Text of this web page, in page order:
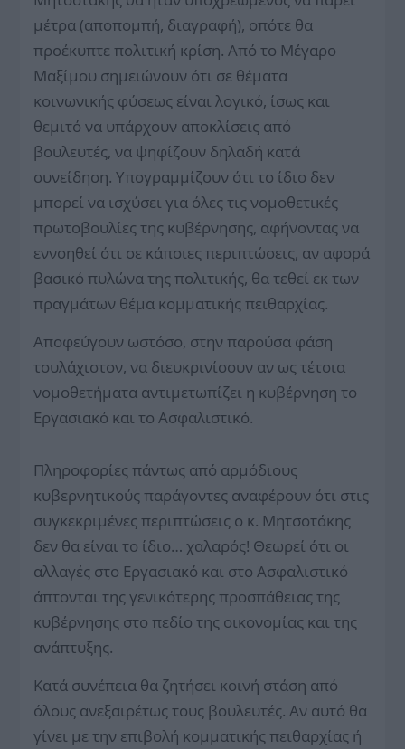
μέτρα (αποπομπή, διαγραφή), ο­πότε θα
προέκυπτε πολιτική κρίση. Από το Μέγαρο
Μαξίμου σημειώνουν ότι σε θέματα
κοινωνικής φύσεως είναι λογικό, ίσως και
θεμιτό να υπάρχουν αποκλίσεις από
βουλευτές, να ψηφίζουν δηλαδή κατά
συνείδηση. Υπογραμμίζουν ότι το ίδιο δεν
μπορεί να ισχύσει για όλες τις νομοθετικές
πρωτοβουλίες της κυβέρνησης, αφήνοντας να
εννοηθεί ότι σε κάποιες περιπτώσεις, αν αφορά
βασικό πυλώνα της πολιτικής, θα τεθεί εκ των
πραγμάτων θέμα κομματικής πειθαρχίας.
Αποφεύγουν ωστόσο, στην παρούσα φάση
τουλάχιστον, να διευκρινίσουν αν ως τέτοια
νομοθετήματα αντιμετωπίζει η κυβέρνηση το
Εργασιακό και το Ασφαλιστικό.
Πληροφορίες πάντως από αρμόδιους
κυβερνητικούς παράγοντες αναφέρουν ότι στις
συγκεκριμένες περιπτώσεις ο κ. Μητσοτάκης
δεν θα είναι το ίδιο… χαλαρός! Θεωρεί ότι οι
αλλαγές στο Εργασιακό και στο Ασφαλιστικό
άπτονται της γενικότερης προσπάθειας της
κυβέρνησης στο πεδίο της οικονομίας και της
ανάπτυξης.
Κατά συνέπεια θα ζητήσει κοινή στάση από
όλους ανεξαιρέτως τους βουλευτές. Αν αυτό θα
γίνει με την επιβολή κομματικής πειθαρχίας ή